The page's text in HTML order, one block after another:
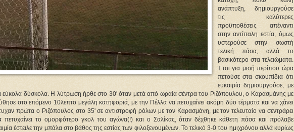
ανάπτυξη, δημιουργούσε
τις καλύτερες
προϋποθέσεις απέναντι
στην αντίπαλη εστία, όμως
υστερούσε στην σωστή
τελική πάσα, αλλά το
βασικότερο στα τελειώματα.
Έτσι για μισή περίπου ώρα
πετούσε στα σκουπίδια ότι
ευκαιρία δημιουργούσε, με
εύκολα δύσκολα. Η λύτρωση ήρθε στο 30' όταν μετά από ωραία σέντρα του Ριζόπουλου, ο Καρασμάνης με
στο επόμενο 10λεπτο μεγάλη κατηφοριά, με την Πέλλα να πετυχαίνει ακόμη δύο τέρματα και να χάνει
πρώτα ο Ριζόπουλος στο 35' σε αντιστροφή ρόλων με τον Καρασμάνη, με τον τελευταίο να σεντράρει
πετυχαίνει το ομορφότερο γκολ του αγώνα(!) και ο Σαλίκας, όταν δέχθηκε κάθετη πάσα και πρόλαβε
έστειλε την μπάλα στο βάθος της εστίας των φιλοξενουμένων. Το τελικό 3-0 του ημιχρόνου αλλά κυρίως